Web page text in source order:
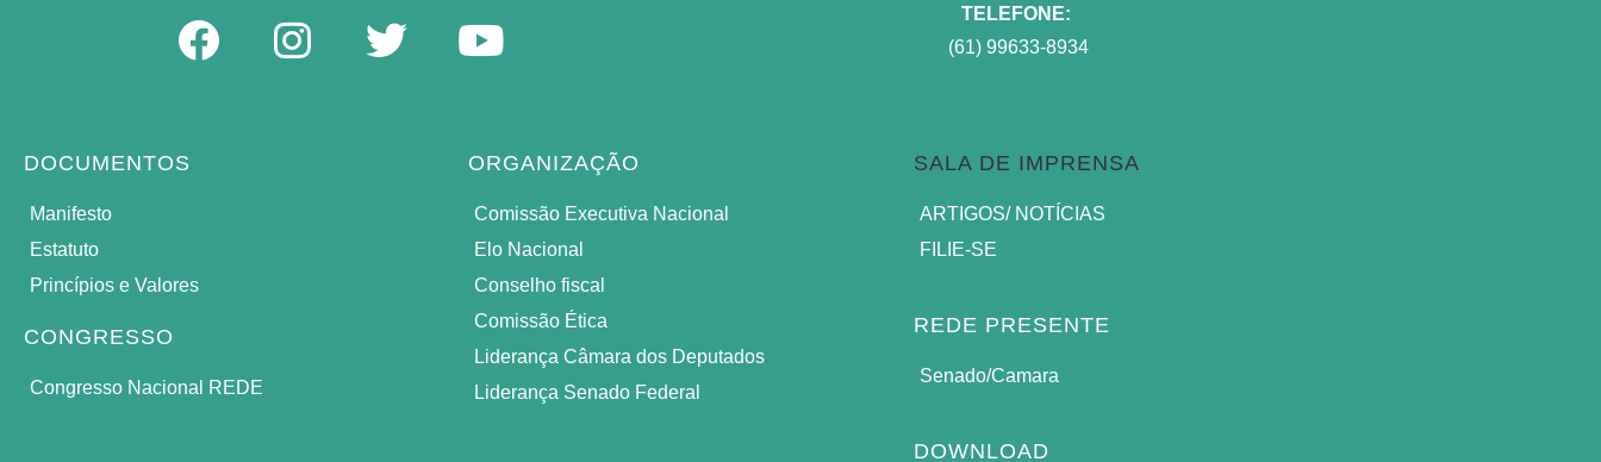
TELEFONE:
(61) 99633-8934
DOCUMENTOS
Manifesto
Estatuto
Princípios e Valores
CONGRESSO
Congresso Nacional REDE
ORGANIZAÇÃO
Comissão Executiva Nacional
Elo Nacional
Conselho fiscal
Comissão Ética
Liderança Câmara dos Deputados
Liderança Senado Federal
SALA DE IMPRENSA
ARTIGOS/ NOTÍCIAS
FILIE-SE
REDE PRESENTE
Senado/Camara
DOWNLOAD